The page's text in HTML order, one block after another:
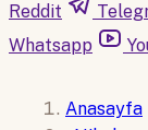
Reddit
Whatsapp
Anasayfa